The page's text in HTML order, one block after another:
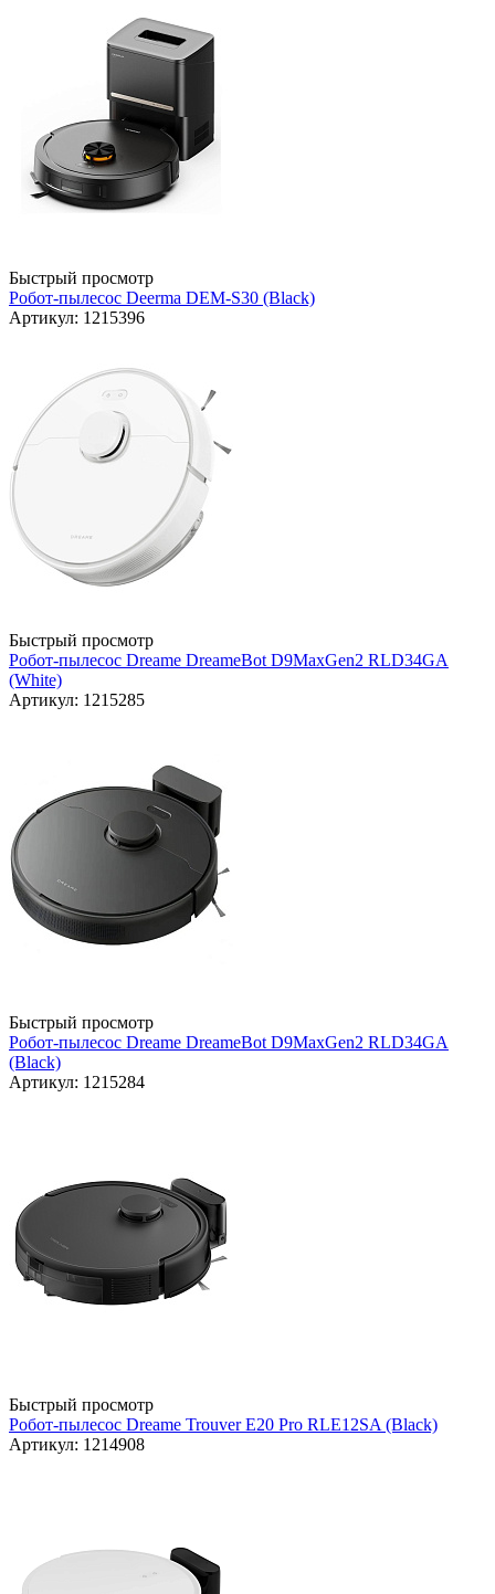
Быстрый просмотр
Робот-пылесос Deerma DEM-S30 (Black)
Артикул: 1215396
Быстрый просмотр
Робот-пылесос Dreame DreameBot D9MaxGen2 RLD34GA
(White)
Артикул: 1215285
Быстрый просмотр
Робот-пылесос Dreame DreameBot D9MaxGen2 RLD34GA
(Black)
Артикул: 1215284
Быстрый просмотр
Робот-пылесос Dreame Trouver E20 Pro RLE12SA (Black)
Артикул: 1214908